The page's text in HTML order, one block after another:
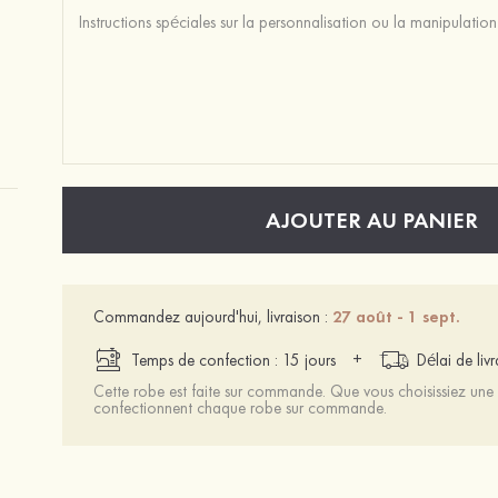
AJOUTER AU PANIER
Commandez aujourd'hui, livraison : 27 août - 1 sept.
Temps de confection : 15 jours
+
Délai de
Cette robe est faite sur commande. Que vous choisissiez
confectionnent chaque robe sur commande.